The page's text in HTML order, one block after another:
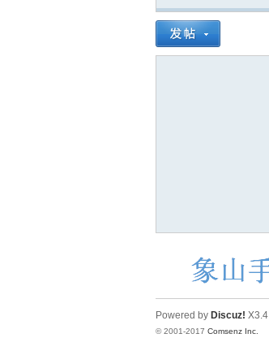
Powered by Discuz! X3.4
© 2001-2017 Comsenz Inc.